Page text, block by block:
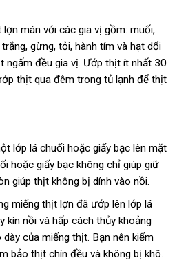
mán với các gia vị gồm: muối,
gừng, tỏi, hành tím và hạt dổi
ngấm đều gia vị. Ướp thịt ít nhất 30
thịt qua đêm trong tủ lạnh để thịt
lớp lá chuối hoặc giấy bạc lên mặt
hoặc giấy bạc không chỉ giúp giữ
giúp thịt không bị dính vào nồi.
miếng thịt lợn đã ướp lên lớp lá
kín nồi và hấp cách thủy khoảng
của miếng thịt. Bạn nên kiểm
bảo thịt chín đều và không bị khô.